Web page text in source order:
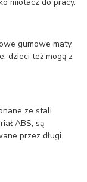
gumowe maty,
dzieci też mogą z
ze stali
ABS, są
przez długi